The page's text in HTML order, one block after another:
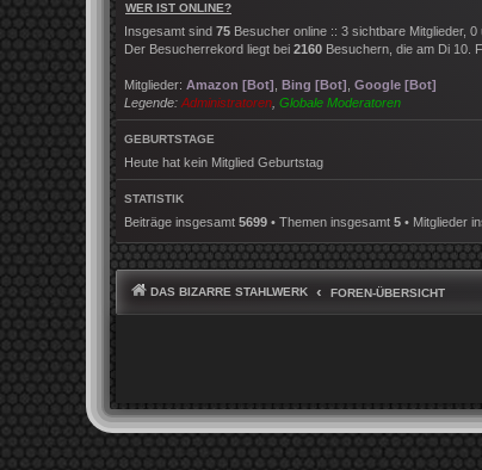
WER IST ONLINE?
Insgesamt sind 75 Besucher online :: 3 sichtbare Mitglieder,
Der Besucherrekord liegt bei 2160 Besuchern, die am Di 10.
Mitglieder: Amazon [Bot] Bing [Bot] Google [Bot]
Legende: Administratoren Globale Moderatoren
GEBURTSTAGE
Heute hat kein Mitglied Geburtstag
STATISTIK
Beiträge insgesamt 5699 • Themen insgesamt 5 • Mitglieder
DAS BIZARRE STAHLWERK FOREN-ÜBERSICHT